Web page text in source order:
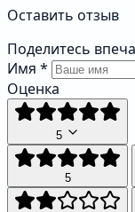
Оставить отзыв
Поделитесь
Имя *
Оценка
5
5